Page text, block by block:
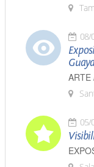
08/
ARTE
05/